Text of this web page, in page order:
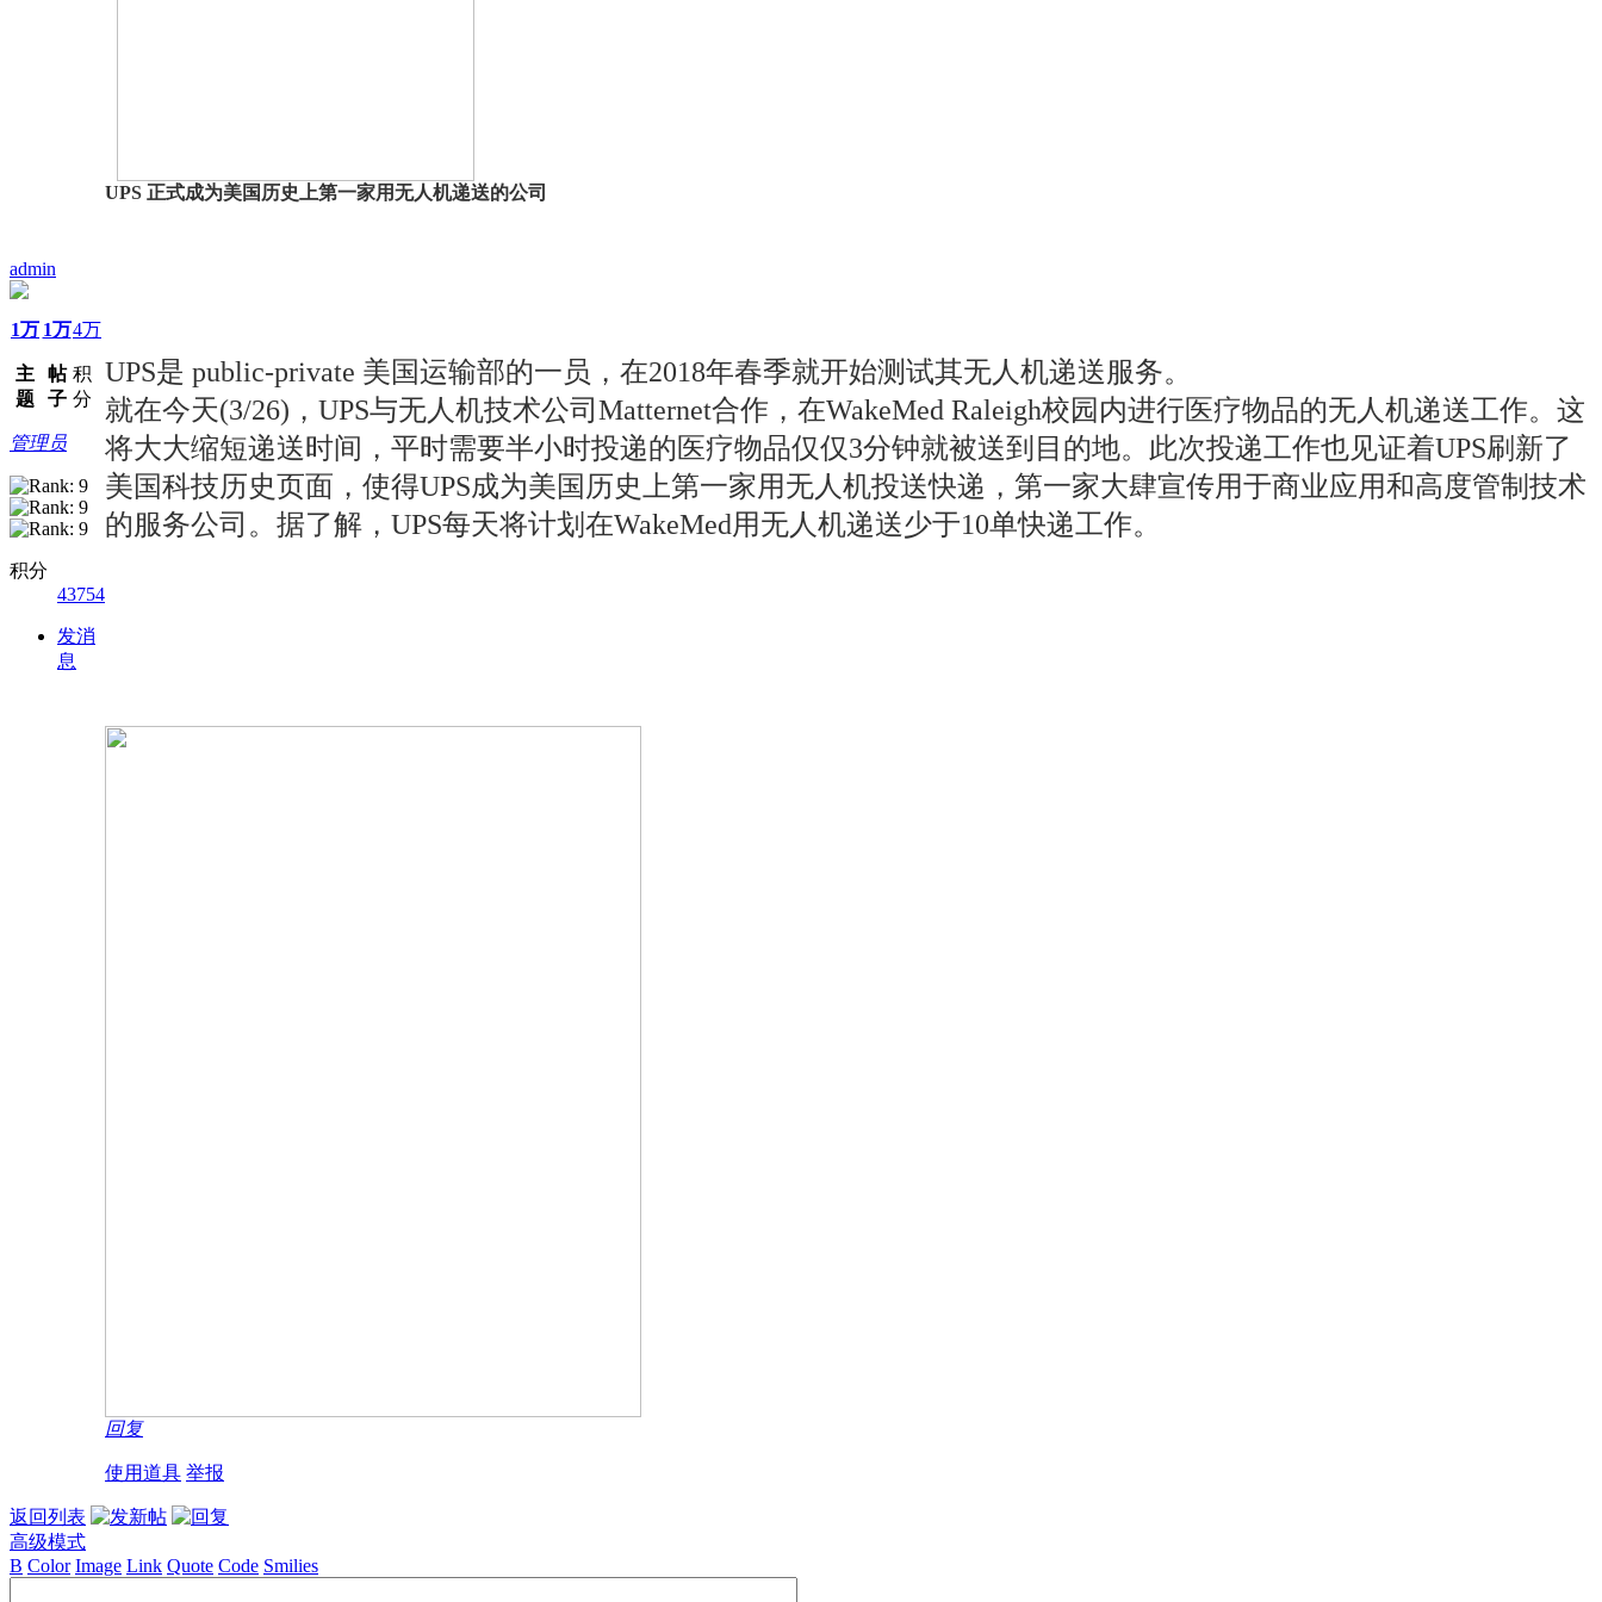
admin
1万
主
题
1万
帖
子
4万
积
分
管理员
积分
43754
发消
息
UPS 正式成为美国历史上第一家用无人机递送的公司
UPS是 public-private 美国运输部的一员，在2018年春季就开始测试其无人机递送服务。
就在今天(3/26)，UPS与无人机技术公司Matternet合作，在WakeMed Raleigh校园内进行医疗物品的无人机递送工作。这
将大大缩短递送时间，平时需要半小时投递的医疗物品仅仅3分钟就被送到目的地。此次投递工作也见证着UPS刷新了
美国科技历史页面，使得UPS成为美国历史上第一家用无人机投送快递，第一家大肆宣传用于商业应用和高度管制技术
的服务公司。据了解，UPS每天将计划在WakeMed用无人机递送少于10单快递工作。
回复
使用道具 举报
返回列表
高级模式
B Color Image Link Quote Code Smilies